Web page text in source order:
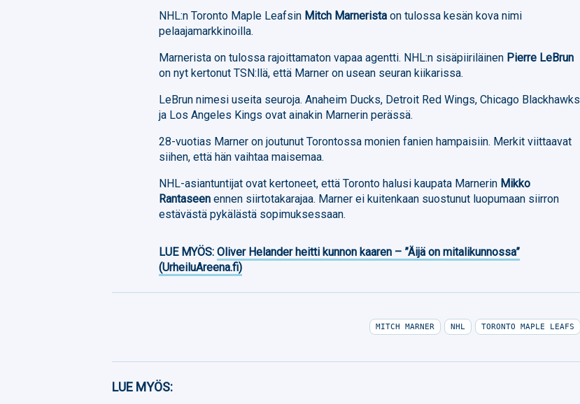
NHL:n Toronto Maple Leafsin Mitch Marneristaon tulossa kesän kova nimi
pelaajamarkkinoilla.
Marnerista on tulossa rajoittamaton vapaa agentti. NHL:n sisäpiiriläinen Pierre LeBrun
on nyt kertonut TSN:llä, että Marner on usean seuran kiikarissa.
LeBrun nimesi useita seuroja. Anaheim Ducks, Detroit Red Wings, Chicago Blackhawks
ja Los Angeles Kings ovat ainakin Marnerin perässä.
28-vuotias Marner on joutunut Torontossa monien fanien hampaisiin. Merkit viittaavat
siihen, että hän vaihtaa maisemaa.
NHL-asiantuntijat ovat kertoneet, että Toronto halusi kaupata Marnerin Mikko
Rantaseenennen siirtotakarajaa. Marner ei kuitenkaan suostunut luopumaan siirron
estävästä pykälästä sopimuksessaan.
LUE MYÖS:Oliver Helander heitti kunnon kaaren – ”Äijä on mitalikunnossa”
(UrheiluAreena.fi)
Facebook
MITCH MARNER NHL TORONTO MAPLE LEAFS
LUE MYÖS: